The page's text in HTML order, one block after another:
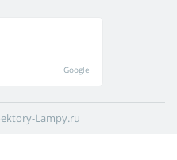
Google
Lampy.ru